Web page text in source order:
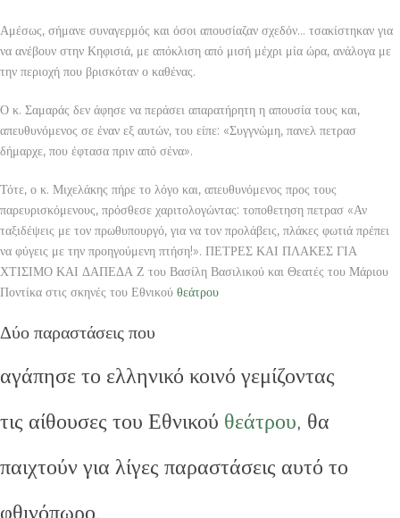
Αμέσως, σήμανε συναγερμός και όσοι απουσίαζαν σχεδόν… τσακίστηκαν για
να ανέβουν στην Κηφισιά, με απόκλιση από μισή μέχρι μία ώρα, ανάλογα με
την περιοχή που βρισκόταν ο καθένας.
Ο κ. Σαμαράς δεν άφησε να περάσει απαρατήρητη η απουσία τους και,
απευθυνόμενος σε έναν εξ αυτών, του είπε: «Συγγνώμη, πανελ πετρασ
δήμαρχε, που έφτασα πριν από σένα».
Τότε, ο κ. Μιχελάκης πήρε το λόγο και, απευθυνόμενος προς τους
παρευρισκόμενους, πρόσθεσε χαριτολογώντας: τοποθετηση πετρασ «Αν
ταξιδέψεις με τον πρωθυπουργό, για να τον προλάβεις, πλάκες φωτιά πρέπει
να φύγεις με την προηγούμενη πτήση!». ΠΕΤΡΕΣ ΚΑΙ ΠΛΑΚΕΣ ΓΙΑ
ΧΤΙΣΙΜΟ ΚΑΙ ΔΑΠΕΔΑ Ζ του Βασίλη Βασιλικού και Θεατές του Μάριου
Ποντίκα στις σκηνές του Εθνικού θεάτρου
Δύο παραστάσεις που
αγάπησε το ελληνικό κοινό γεμίζοντας
τις αίθουσες του Εθνικού θεάτρου, θα
παιχτούν για λίγες παραστάσεις αυτό το
φθινόπωρο.